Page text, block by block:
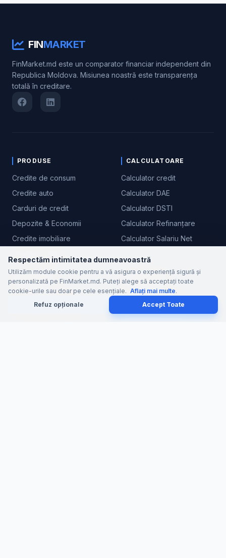
FINMARKET
FinMarket.md este un comparator financiar independent din
Republica Moldova. Misiunea noastră este transparența
totală în creditare.
PRODUSE
Credite de consum
Credite auto
Carduri de credit
Depozite & Economii
Credite imobiliare
CALCULATOARE
Calculator credit
Calculator DAE
Calculator DSTI
Calculator Refinanțare
Calculator Salariu Net
EDUCAȚIE
Ce este DAE real?
Cum alegi un credit?
COMPANIE
Despre FinMarket
Metodologie calcul
Respectăm intimitatea dumneavoastră
Utilizăm module cookie pentru a vă asigura o experiență sigură și
personalizată pe FinMarket.md. Puteți alege să acceptați toate
cookie-urile sau doar pe cele esențiale. Aflați mai multe.
Refuz opționale
Accept Toate